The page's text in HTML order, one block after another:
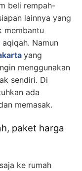
beli rempah-
lainnya yang
membantu
Namun
yang
menggunakan
sendiri. Di
ada
memasak.
paket harga
ke rumah